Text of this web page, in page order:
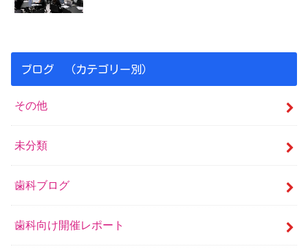
ブログ （カテゴリー別）
その他
未分類
歯科ブログ
歯科向け開催レポート